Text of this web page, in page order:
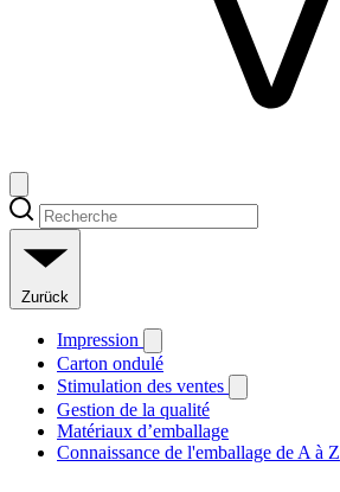
Zurück
Impression
Carton ondulé
Stimulation des ventes
Gestion de la qualité
Matériaux d’emballage
Connaissance de l'emballage de A à Z